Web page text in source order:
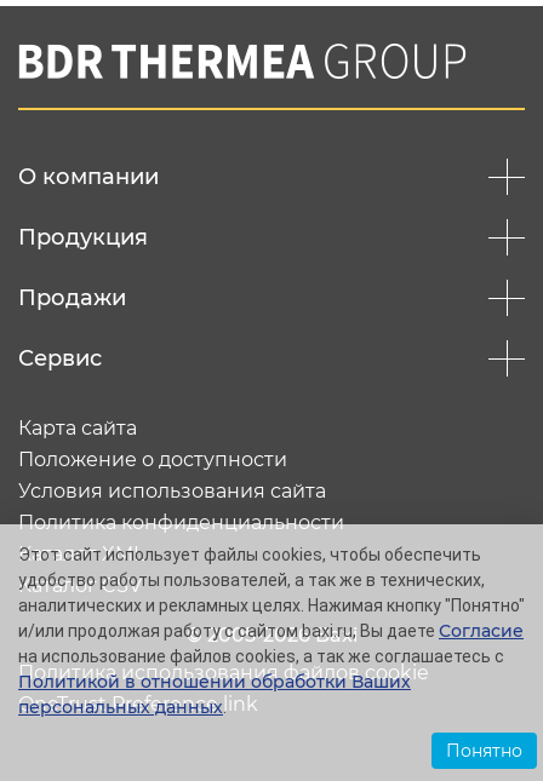
Вы соглашаетесь с нашей политикой
конфеденциальности
О компании
Продукция
Продажи
Сервис
© 2005-2026 Baxi
Карта сайта
Положение о доступности
Условия использования сайта
Политика конфиденциальности
Каталог XML
Каталог CSV
Политика использования файлов cookie
OneTrust Preference link
Этот сайт использует файлы cookies, чтобы обеспечить
удобство работы пользователей, а так же в технических,
аналитических и рекламных целях. Нажимая кнопку "Понятно"
и/или продолжая работу с сайтом baxi.ru, Вы даете Согласие
на использование файлов cookies, а так же соглашаетесь с
Политикой в отношении обработки Ваших
персональных данных.
Понятно